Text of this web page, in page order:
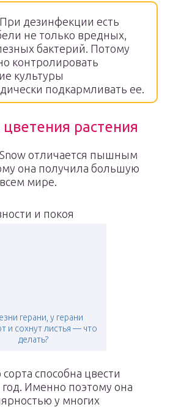
При дезинфекции есть
не только вредных,
бактерий. Потому
контролировать
культуры
подкармливать ее.
растения
отличается пышным
она получила большую
мире.
и покоя
герани, у герани
и сохнут листья — что
делать?
способна цвести
год. Именно поэтому она
у многих